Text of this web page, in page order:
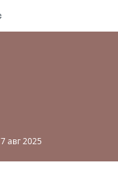
7 авг 2025